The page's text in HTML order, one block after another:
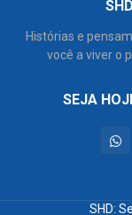
Histórias e
você a viver o
SEJA
SHD: